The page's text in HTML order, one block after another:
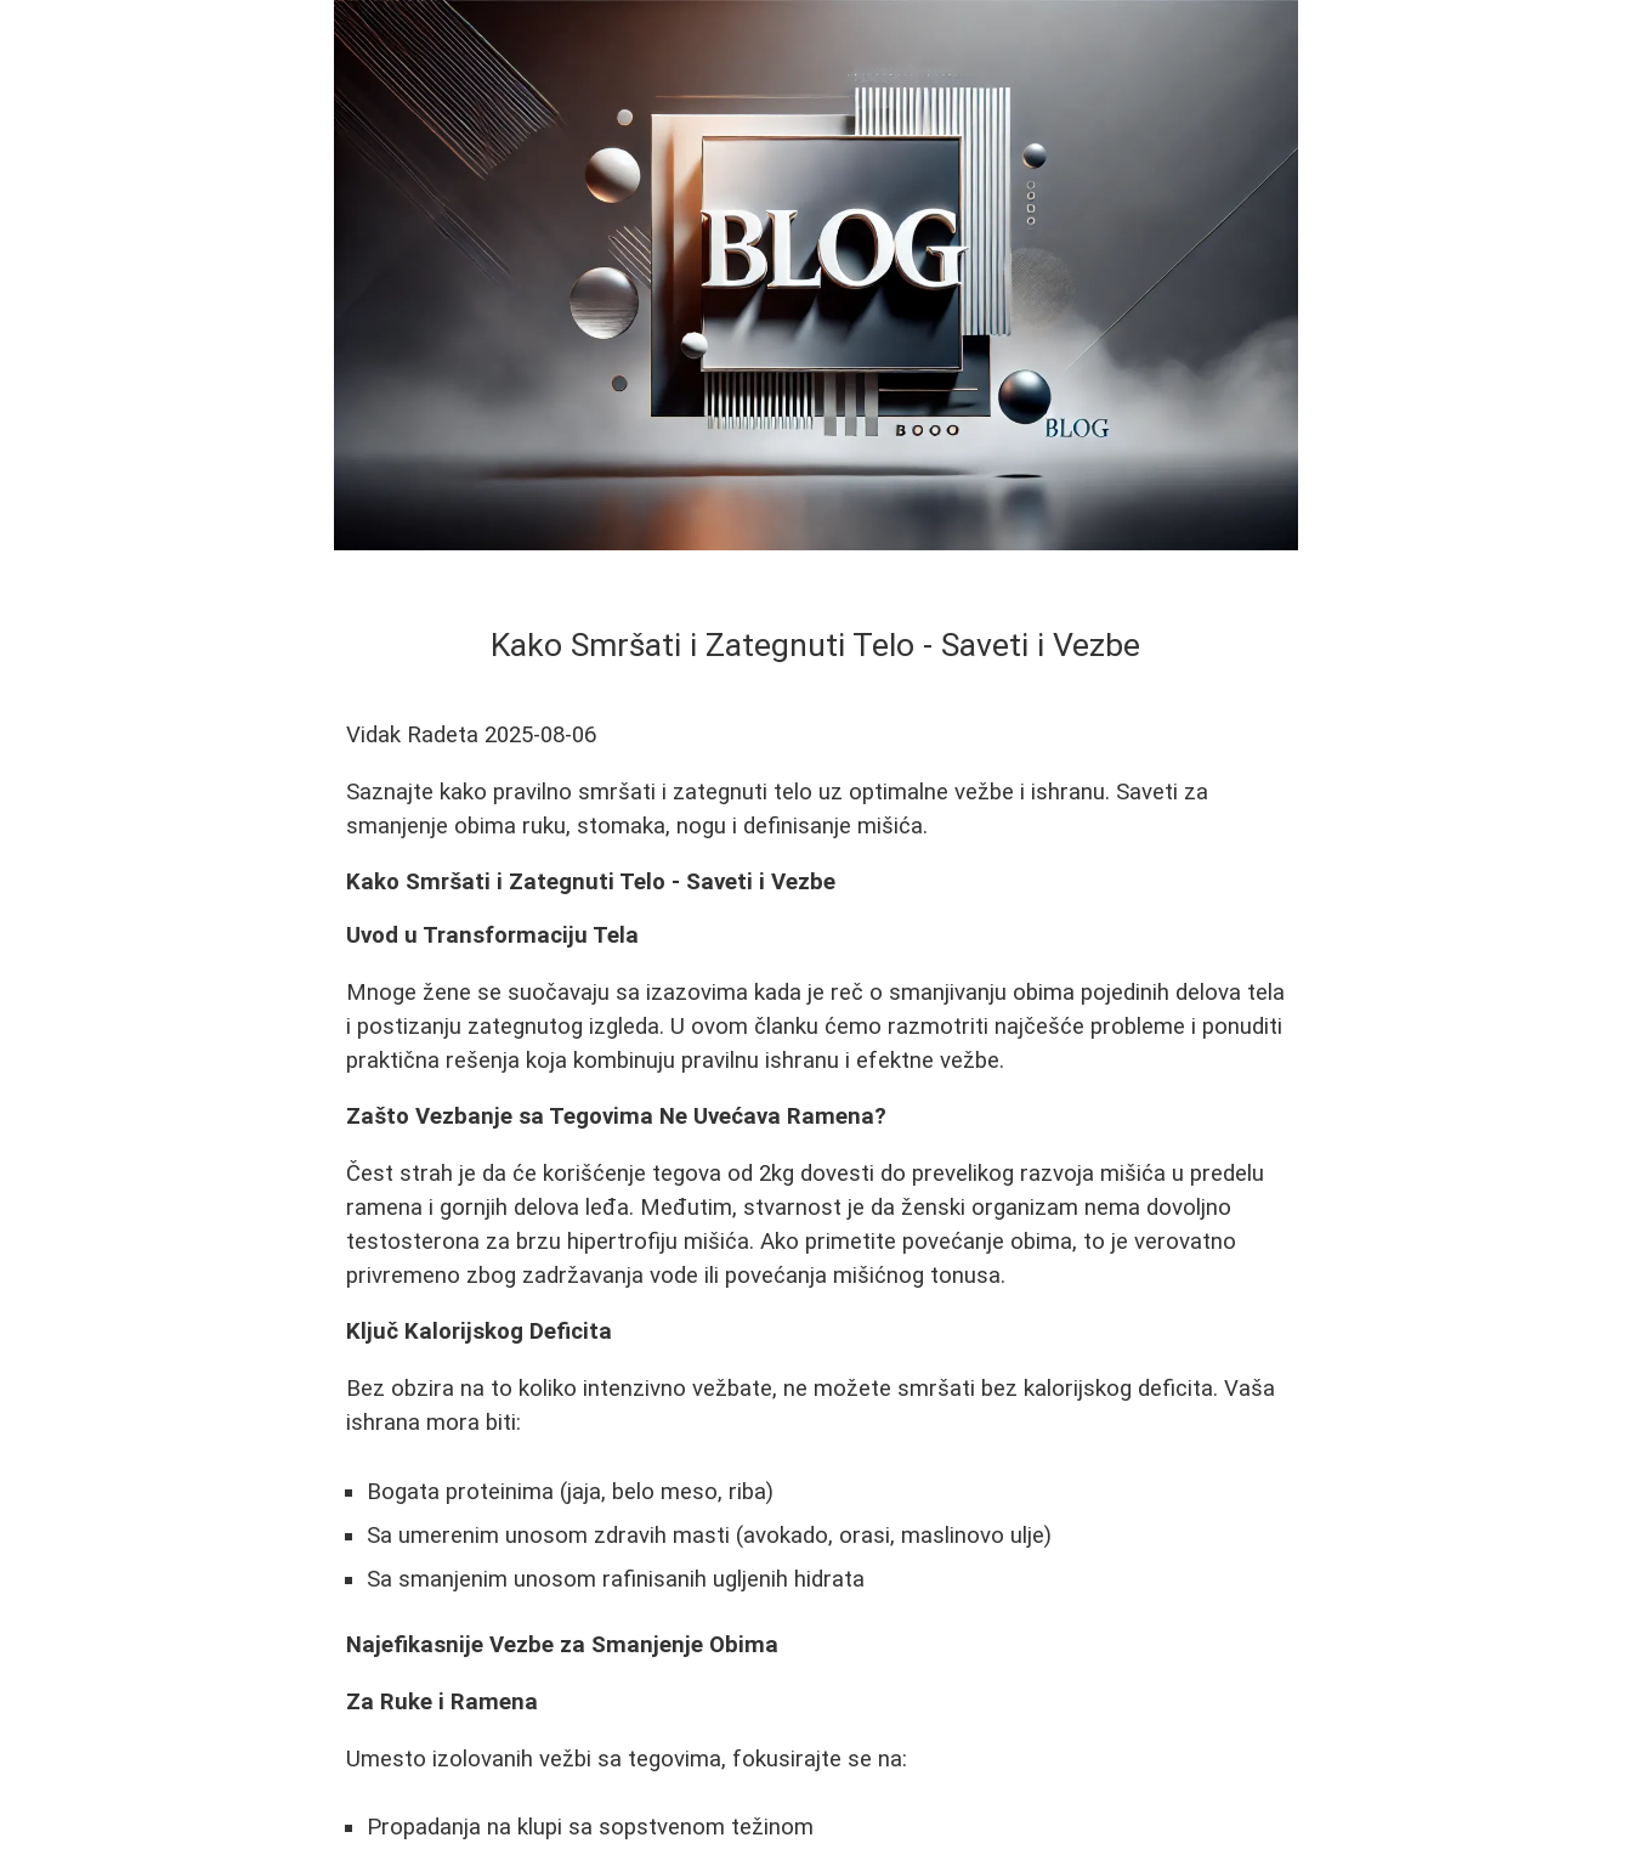
Kako Smršati i Zategnuti Telo - Saveti i Vezbe
Vidak Radeta 2025-08-06
Saznajte kako pravilno smršati i zategnuti telo uz optimalne vežbe i ishranu. Saveti za
smanjenje obima ruku, stomaka, nogu i definisanje mišića.
Kako Smršati i Zategnuti Telo - Saveti i Vezbe
Uvod u Transformaciju Tela
Mnoge žene se suočavaju sa izazovima kada je reč o smanjivanju obima pojedinih delova tela
i postizanju zategnutog izgleda. U ovom članku ćemo razmotriti najčešće probleme i ponuditi
praktična rešenja koja kombinuju pravilnu ishranu i efektne vežbe.
Zašto Vezbanje sa Tegovima Ne Uvećava Ramena?
Čest strah je da će korišćenje tegova od 2kg dovesti do prevelikog razvoja mišića u predelu
ramena i gornjih delova leđa. Međutim, stvarnost je da ženski organizam nema dovoljno
testosterona za brzu hipertrofiju mišića. Ako primetite povećanje obima, to je verovatno
privremeno zbog zadržavanja vode ili povećanja mišićnog tonusa.
Ključ Kalorijskog Deficita
Bez obzira na to koliko intenzivno vežbate, ne možete smršati bez kalorijskog deficita. Vaša
ishrana mora biti:
Bogata proteinima (jaja, belo meso, riba)
Sa umerenim unosom zdravih masti (avokado, orasi, maslinovo ulje)
Sa smanjenim unosom rafinisanih ugljenih hidrata
Najefikasnije Vezbe za Smanjenje Obima
Za Ruke i Ramena
Umesto izolovanih vežbi sa tegovima, fokusirajte se na:
Propadanja na klupi sa sopstvenom težinom